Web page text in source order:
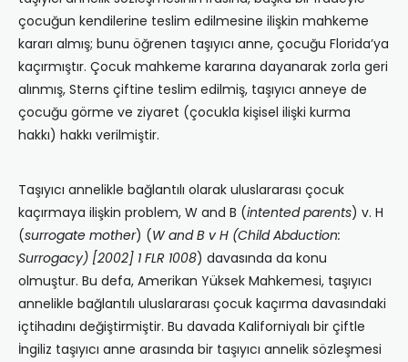
çocuğun kendilerine teslim edilmesine ilişkin mahkeme
kararı almış; bunu öğrenen taşıyıcı anne, çocuğu Florida’ya
kaçırmıştır. Çocuk mahkeme kararına dayanarak zorla geri
alınmış, Sterns çiftine teslim edilmiş, taşıyıcı anneye de
çocuğu görme ve ziyaret (çocukla kişisel ilişki kurma
hakkı) hakkı verilmiştir.
Taşıyıcı annelikle bağlantılı olarak uluslararası çocuk
kaçırmaya ilişkin problem, W and B (intented parents) v. H
(surrogate mother) (W and B v H (Child Abduction:
Surrogacy) [2002] 1 FLR 1008) davasında da konu
olmuştur. Bu defa, Amerikan Yüksek Mahkemesi, taşıyıcı
annelikle bağlantılı uluslararası çocuk kaçırma davasındaki
içtihadını değiştirmiştir. Bu davada Kaliforniyalı bir çiftle
İngiliz taşıyıcı anne arasında bir taşıyıcı annelik sözleşmesi